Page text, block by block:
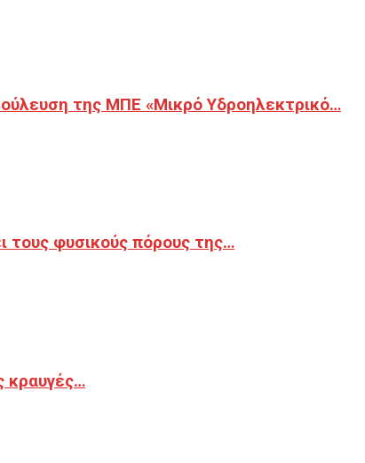
της ΜΠΕ «Μικρό Υδροηλεκτρικό…
τους φυσικούς πόρους της…
κραυγές…